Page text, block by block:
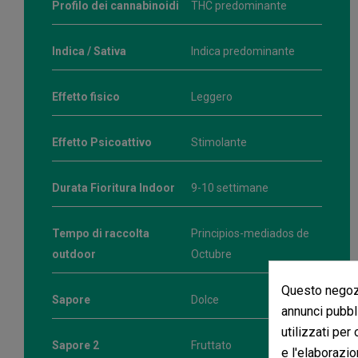
Profilo dei cannabinoidi THC predominante
Indica / Sativa Indica predominante
Effetto fisico Leggero
Effetto Psicoattivo Stimolante
Durata Fioritura Indoor 9-10 settimane
Tempo di raccolta
outdoor
Principios-mediados de
Octubre
Sapore Dolce
Sapore 2 Fruttato
Questo
annunci
utilizzati per
e